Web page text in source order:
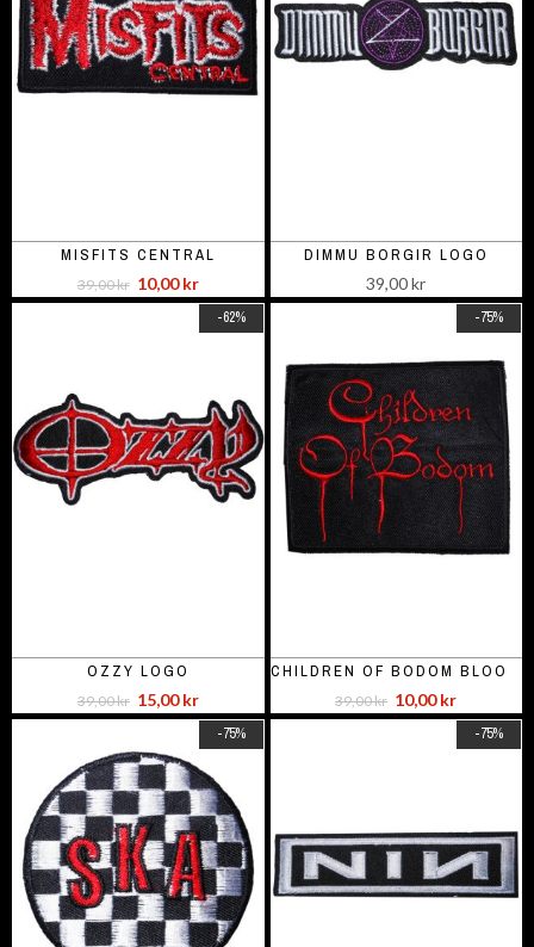
MISFITS CENTRAL
39,00 kr 10,00 kr
DIMMU BORGIR LOGO
39,00 kr
-62%
OZZY LOGO
39,00 kr 15,00 kr
-75%
39,00 kr 10,00 kr
-75% -75%